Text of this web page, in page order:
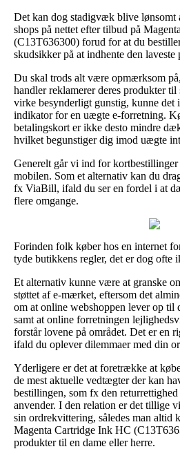
Det kan dog stadigvæk blive lønsomt
shops på nettet efter tilbud på
(C13T636300) forud for at du
skudsikker på at indhente den laveste
Du skal trods alt være opmærksom
handler reklamerer deres produkter
virke besynderligt gunstig, kunne
indikator for en uægte e-forretning.
betalingskort er ikke desto mindre
hvilket begunstiger dig imod uægte
Generelt går vi ind for kortbestillinger
mobilen. Som et alternativ kan du
fx ViaBill, ifald du ser en fordel i at
flere omgange.
Forinden folk køber hos en internet
tyde butikkens regler, det er dog ofte
Et alternativ kunne være at granske
støttet af e-mærket, eftersom det
om at online webshoppen lever op til
samt at online forretningen
forstår lovene på området. Det er en
ifald du oplever dilemmaer med din
Yderligere er det at foretrække at
de mest aktuelle vedtægter der kan
bestillingen, som fx den
anvender. I den relation er det tillige
sin ordrekvittering, således man altid
Magenta Cartridge Ink HC
produkter til en dame eller herre.